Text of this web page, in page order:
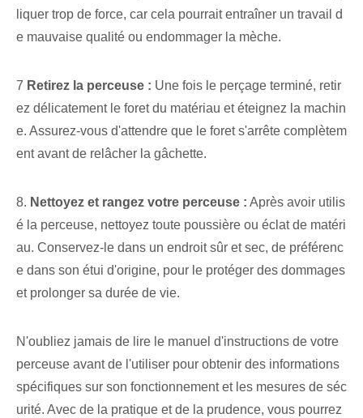
liquer trop de force, car cela pourrait entraîner un travail d
e mauvaise qualité ou endommager la mèche.
7 Retirez la perceuse : Une fois le perçage terminé, retir
ez délicatement le foret du matériau et éteignez la machin
e. Assurez-vous d'attendre que le foret s'arrête complètem
ent avant de relâcher la gâchette.
8. Nettoyez et rangez votre perceuse : Après avoir utilis
é la perceuse, nettoyez toute poussière ou éclat de matéri
au. Conservez-le dans un endroit sûr et sec, de préférenc
e dans son étui d'origine, pour le protéger des dommages
et prolonger sa durée de vie.
N'oubliez jamais de lire le manuel d'instructions de votre
perceuse avant de l'utiliser pour obtenir des informations
spécifiques sur son fonctionnement et les mesures de séc
urité. Avec de la pratique et de la prudence, vous pourrez